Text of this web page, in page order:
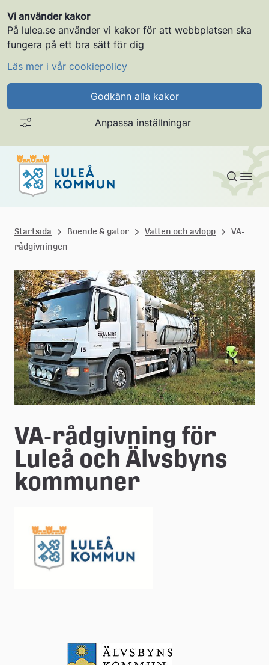
Vi använder kakor
På lulea.se använder vi kakor för att webbplatsen ska
fungera på ett bra sätt för dig
Läs mer i vår cookiepolicy
Godkänn alla kakor
Anpassa inställningar
Gå till innehållet
u
l
e
å
k
o
m
m
n
Startsida Boende & gator Vatten och avlopp
VA-
rådgivningen
VA-rådgivning för
Luleå och Älvsbyns
kommuner